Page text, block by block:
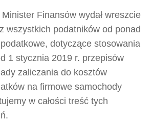
Finansów wydał wreszcie
wszystkich podatników od ponad
dotyczące stosowania
1 stycznia 2019 r. przepisów
zaliczania do kosztów
na firmowe samochody
w całości treść tych